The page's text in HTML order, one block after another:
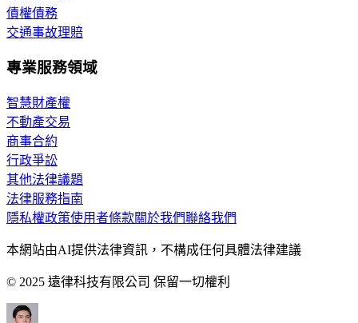
債權債務
交通事故理賠
專業服務領域
智慧財產權
不動產交易
商事合約
行政爭訟
其他法律議題
法律服務指南
隱私權政策使用者條款關於我們聯絡我們
本網站由AI提供法律資訊，不構成任何具體法律建議
© 2025 遠律科技有限公司 保留一切權利